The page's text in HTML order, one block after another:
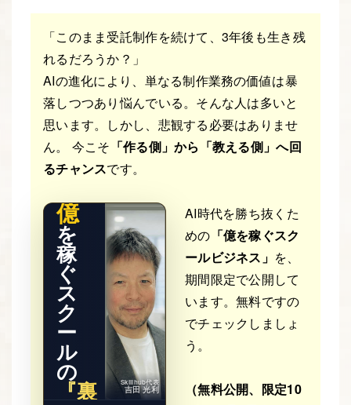
「このまま受託制作を続けて、3年後も生き残
れるだろうか？」
AIの進化により、単なる制作業務の価値は暴
落しつつあり悩んでいる。そんな人は多いと
思います。しかし、悲観する必要はありませ
ん。 今こそ 「作る側」から「教える側」へ回
るチャンスです。
AL STO
億
を
稼
ぐ
ス
ク
ー
ル
の
『裏 Skillhub代表
吉田 光利
AI時代を勝ち抜くた
めの 「億を稼ぐスク
ールビジネス」 を、
期間限定で公開して
います。無料ですの
でチェックしましょ
う。
（無料公開、限定10